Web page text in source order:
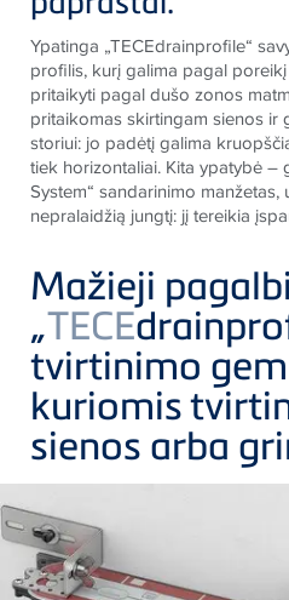
Ypatinga „TECEdrainprofile“
profilis, kurį galima pagal
pritaikyti pagal dušo zonos
pritaikomas skirtingam sienos
storiui: jo padėtį galima
tiek horizontaliai. Kita ypatybė –
System“ sandarinimo
nepralaidžią jungtį: jį tereikia
Mažieji
„TECE
tvirtinimo
kuriomis
sienos arba